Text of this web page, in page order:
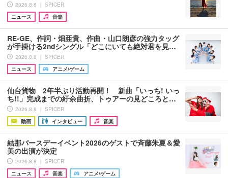
2026.8.8 ｜ SPICER
ニュース
音楽
RE-GE、作詞・畑亜貴、作曲・山口朗彦の強力タッグ
が手掛ける2ndシングル「どこにいても絶対君を見…
2026.8.8 ｜ SPICER
ニュース
アニメ/ゲーム
仙台貨物 2年半ぶり活動再開！ 新曲「いっち! いっ
ち!!」完成までの紆余曲折、トゥアーの見どころと…
2026.8.8 ｜ SPICER
動画
インタビュー 音楽
結那バースデーイベント2026のゲストで斉藤朱夏＆愛
美の出演が決定
2026.8.8 ｜ SPICER
ニュース
音楽 アニメ/ゲーム